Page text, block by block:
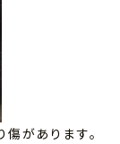
があります。